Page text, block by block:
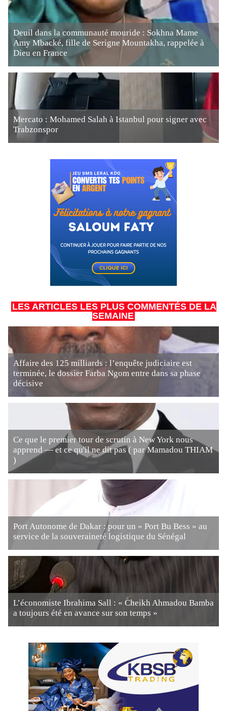
Deuil dans la communauté mouride : Sokhna Mame
Amy Mbacké, fille de Serigne Mountakha, rappelée à
Dieu en France
Mercato : Mohamed Salah à Istanbul pour signer avec
Trabzonspor
LES ARTICLES LES PLUS COMMENTÉS DE LA
SEMAINE
Affaire des 125 milliards : l’enquête judiciaire est
terminée, le dossier Farba Ngom entre dans sa phase
décisive
Ce que le premier tour de scrutin à New York nous
apprend — et ce qu'il ne dit pas ( par Mamadou THIAM
)
Port Autonome de Dakar : pour un « Port Bu Bess » au
service de la souveraineté logistique du Sénégal
L’économiste Ibrahima Sall : « Cheikh Ahmadou Bamba
a toujours été en avance sur son temps »